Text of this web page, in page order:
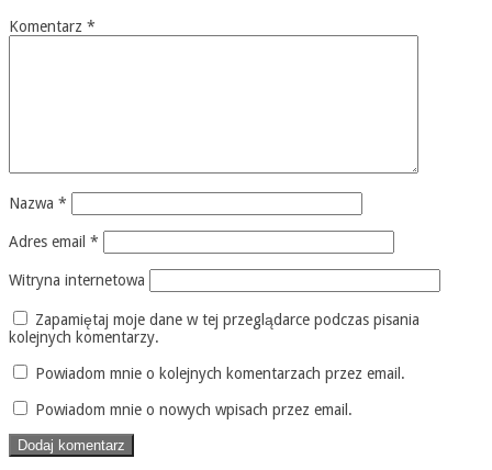
Komentarz *
Nazwa *
Adres email *
Witryna internetowa
Zapamiętaj moje dane w tej przeglądarce podczas pisania
kolejnych komentarzy.
Powiadom mnie o kolejnych komentarzach przez email.
Powiadom mnie o nowych wpisach przez email.